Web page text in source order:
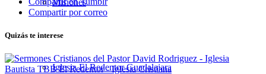
Misiones
Iglesia El Redentor Guadalajara
Compartir por correo
Quizás te interese